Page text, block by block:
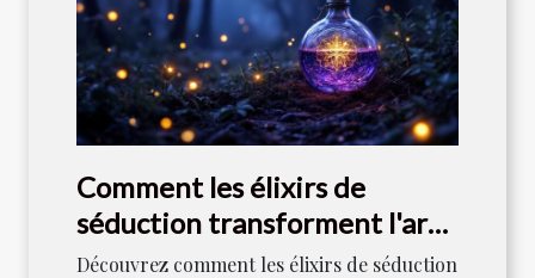
Comment les élixirs de
séduction transforment l'art
de captiver ?
Découvrez comment les élixirs de séduction